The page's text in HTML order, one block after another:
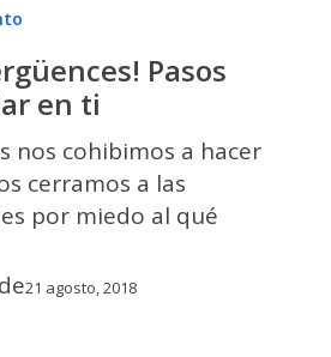
Pasos
en ti
nos cohibimos a hacer
cerramos a las
por miedo al qué
21 agosto, 2018